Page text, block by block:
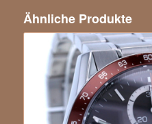
Ähnliche Produkte